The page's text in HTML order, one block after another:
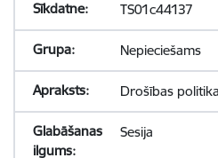
TS01c44137
Nepieciešams
Drošības
Sesija